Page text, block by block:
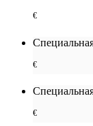
€
€
€